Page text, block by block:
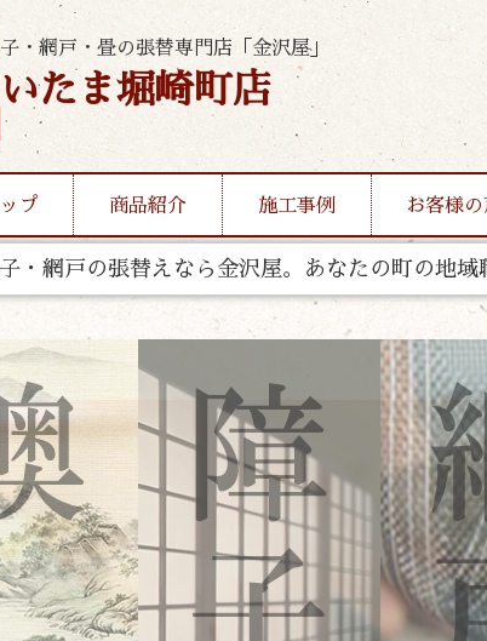
・網戸・畳の張替専門店「金沢屋」
たま堀崎町店
プ 商品紹介 施工事例 お客様の
・網戸の張替えなら金沢屋。あなたの町の地域